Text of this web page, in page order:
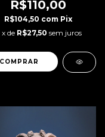
R$110,00
R$104,50 com Pix
x de R$27,50 sem juros